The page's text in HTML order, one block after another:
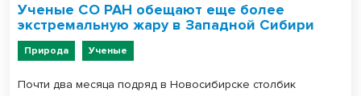
Ученые СО РАН обещают еще более
экстремальную жару в Западной Сибири
Природа Ученые
Почти два месяца подряд в Новосибирске столбик